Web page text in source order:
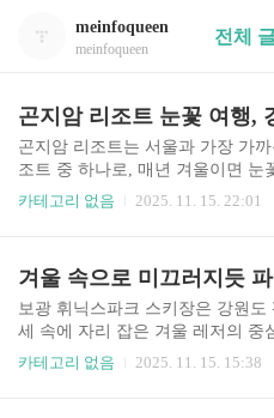
meinfoqueen
meinfoqueen
전체
곤지암 리조트는 서울과 가장 가까
조트 중 하나로, 매년 겨울이면 눈
자락과 잘 정돈된 슬로프가 조화를
울철에는 설경을 따라 걷기 좋은
돌형 라운지, 가족 단위 여행객을
등이 체계적으로 갖춰져 있어 누구
물 수 있다. 특히 눈이 쌓인 새벽의
고요함을 품고 있어, 분주한 일상
카테고리 없음 2025. 11. 15. 22:01
보광 휘닉스파크 스키장은 강원도
세 속에 자리 잡은 겨울 레저의 중
터 전문가까지 폭넓은 스키어들을
카테고리 없음 2025. 11. 15. 15:38